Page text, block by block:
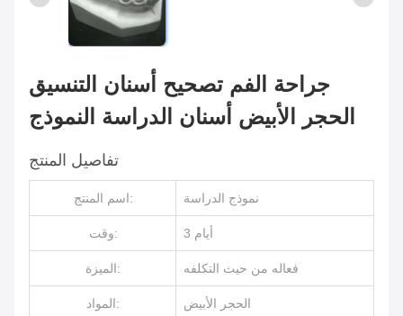
جراحة الفم تصحيح أسنان التنسيق
الحجر الأبيض أسنان الدراسة النموذج
تفاصيل المنتج
اسم المنتج: نموذج الدراسة
وقت: 3 أيام
الميزة: فعاله من حيث التكلفه
المواد: الحجر الأبيض